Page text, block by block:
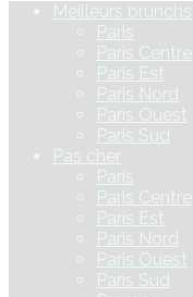
Meilleurs brunchs
Paris
Paris Centre
Paris Est
Paris Nord
Paris Ouest
Paris Sud
Pas cher
Paris
Paris Centre
Paris Est
Paris Nord
Paris Ouest
Paris Sud